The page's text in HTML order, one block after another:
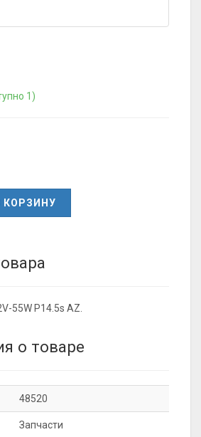
1)
КОРЗИНУ
55W P14.5s AZ.
о товаре
48520
Запчасти